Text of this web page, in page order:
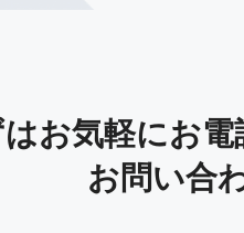
はお気軽にお
お問い合